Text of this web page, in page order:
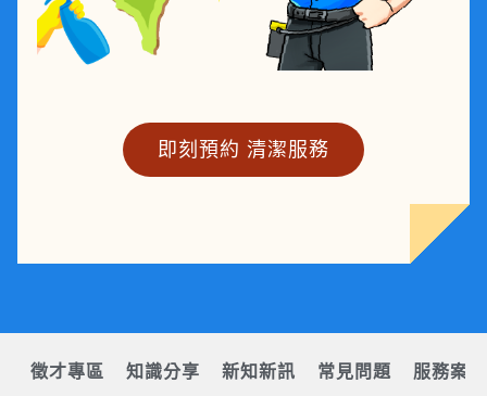
即刻預約 清潔服務
徵才專區 知識分享 新知新訊 常見問題 服務案例